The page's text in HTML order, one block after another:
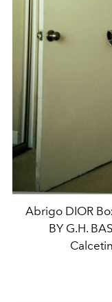
Abrigo DIOR
BY G.H.